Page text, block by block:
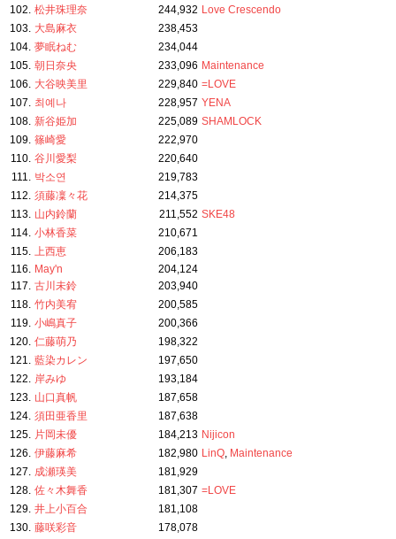
102. 松井珠理奈 244,932 Love Crescendo
103. 大島麻衣
238,453
104. 夢眠ねむ
234,044
105. 朝日奈央 233,096 Maintenance
106. 大谷映美里 229,840 =LOVE
107. 최예나 228,957 YENA
108. 新谷姫加 225,089 SHAMLOCK
109. 篠崎愛
222,970
110. 谷川愛梨
220,640
111. 박소연
219,783
112. 須藤凜々花
214,375
113. 山内鈴蘭 211,552 SKE48
114. 小林香菜
210,671
115. 上西恵
206,183
116. May'n
204,124
117. 古川未鈴
203,940
118. 竹内美宥
200,585
119. 小嶋真子
200,366
120. 仁藤萌乃
198,322
121. 藍染カレン
197,650
122. 岸みゆ
193,184
123. 山口真帆
187,658
124. 須田亜香里
187,638
125. 片岡未優 184,213 Nijicon
126. 伊藤麻希 182,980 LinQ, Maintenance
127. 成瀬瑛美
181,929
128. 佐々木舞香 181,307 =LOVE
129. 井上小百合
181,108
130. 藤咲彩音
178,078